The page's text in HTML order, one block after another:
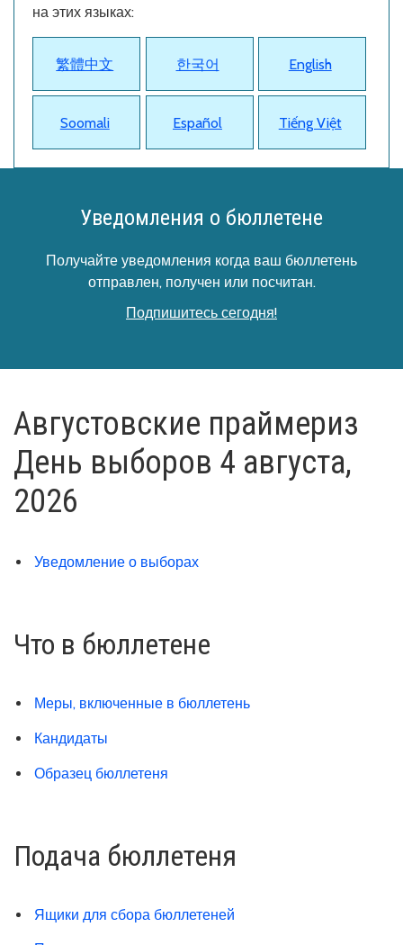
на этих языках:
繁體中文 한국어 English
Soomali Español Tiếng Việt
Уведомления о бюллетене
Получайте уведомления когда ваш бюллетень
отправлен, получен или посчитан.
Подпишитесь сегодня!
Августовские праймериз
День выборов 4 августа,
2026
Уведомление о выборах
Что в бюллетене
Меры, включенные в бюллетень
Кандидаты
Образец бюллетеня
Подача бюллетеня
Ящики для сбора бюллетеней